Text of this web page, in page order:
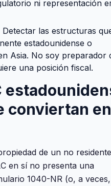
ni representación
Detectar las estructuras
estadounidense o
Asia. No soy preparador
una posición fiscal.
conviertan
de un no
en sí no presenta una
1040-NR (o, a veces,